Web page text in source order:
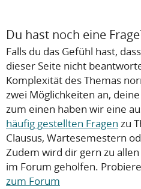
Du hast noch eine
Falls du das Gefühl hast,
dieser Seite nicht
Komplexität des Themas
zwei Möglichkeiten an,
zum einen haben wir eine
häufig gestellten Fragen zu
Clausus, Wartesemestern
Zudem wird dir gern zu
im Forum geholfen.
zum Forum